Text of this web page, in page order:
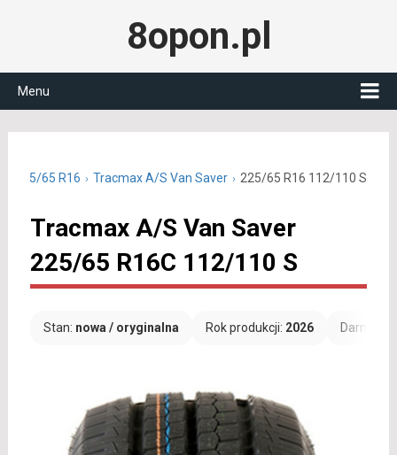
8opon.pl
Menu
225/65 R16 Tracmax A/S Van Saver 225/65 R16 112/110 S
Tracmax A/S Van Saver
225/65 R16C 112/110 S
Stan: nowa / oryginalna Rok produkcji: 2026